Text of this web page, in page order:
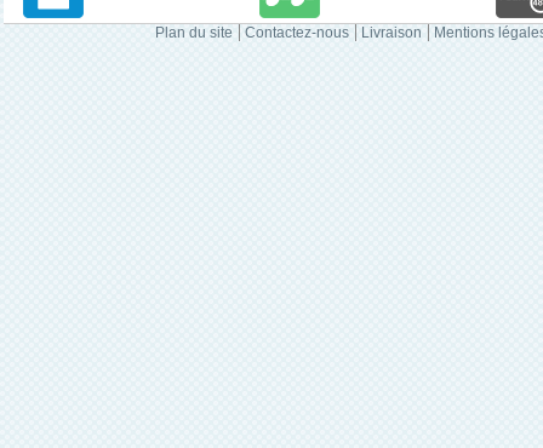
Plan du site Contactez-nous Livraison Mentions